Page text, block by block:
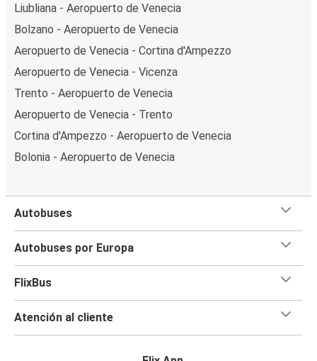
Liubliana - Aeropuerto de Venecia
Bolzano - Aeropuerto de Venecia
Aeropuerto de Venecia - Cortina d'Ampezzo
Aeropuerto de Venecia - Vicenza
Trento - Aeropuerto de Venecia
Aeropuerto de Venecia - Trento
Cortina d'Ampezzo - Aeropuerto de Venecia
Bolonia - Aeropuerto de Venecia
Autobuses
Autobuses por Europa
FlixBus
Atención al cliente